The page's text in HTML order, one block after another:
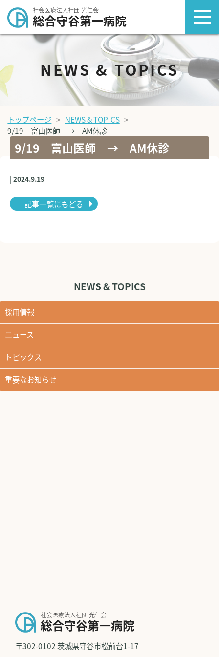
社会医療法人社団 光仁会
総合守谷第一病院
NEWS & TOPICS
トップページ
NEWS & TOPICS
9/19 富山医師 → AM休診
9/19 富山医師 → AM休診
| 2024.9.19
記事一覧にもどる
NEWS & TOPICS
採用情報
ニュース
トピックス
重要なお知らせ
社会医療法人社団 光仁会
総合守谷第一病院
〒302-0102 茨城県守谷市松前台1-17